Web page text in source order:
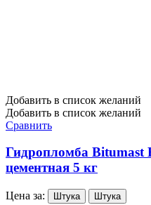
Добавить в список желаний
Добавить в список желаний
Сравнить
Гидропломба Bitumast
цементная 5 кг
Цена за: Штука Штука